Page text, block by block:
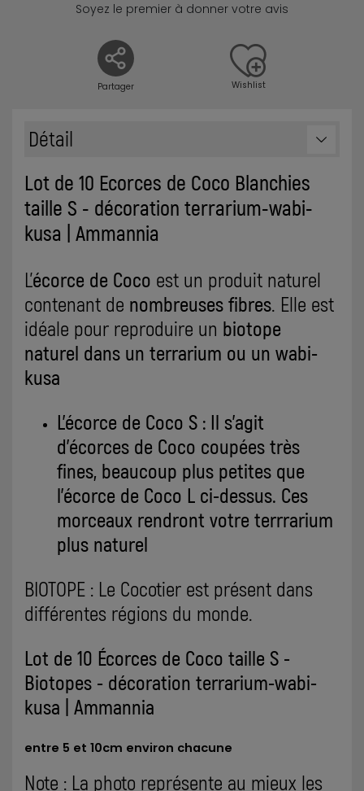
Partager
Soyez le premier à donner votre avis
Wishlist
Détail
Lot de 10 Ecorces de Coco Blanchies
taille S - décoration terrarium-wabi-
kusa | Ammannia
L'écorce de Coco est un produit naturel
contenant de nombreuses fibres . Elle est
idéale pour reproduire un biotope
naturel dans un terrarium ou un wabi-
kusa
L'écorce de Coco S : Il s'agit
d'écorces de Coco coupées très
fines, beaucoup plus petites que
l'écorce de Coco L ci-dessus. Ces
morceaux rendront votre terrrarium
plus naturel
BIOTOPE : Le Cocotier est présent dans
différentes régions du monde.
Lot de 10 Écorces de Coco taille S -
Biotopes - décoration terrarium-wabi-
kusa | Ammannia
entre 5 et 10cm environ chacune
Note : La photo représente au mieux les